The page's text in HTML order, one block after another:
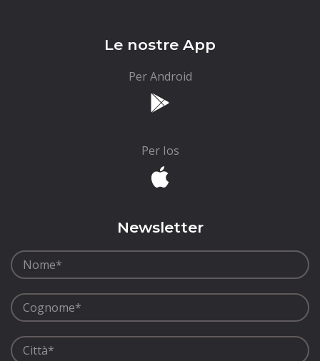
Le nostre App
Per Android
Per Ios
Newsletter